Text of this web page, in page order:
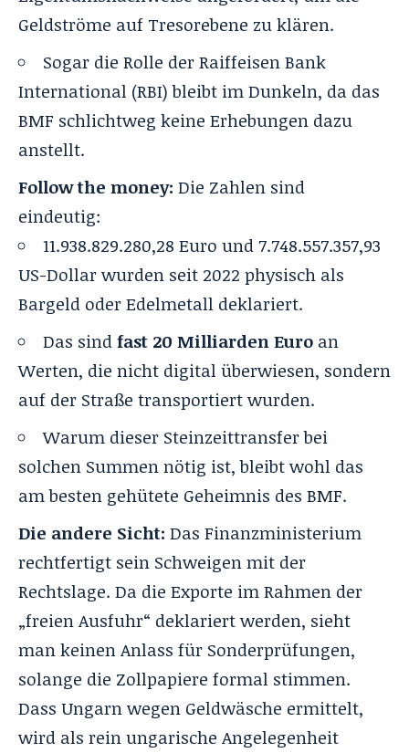
Geldströme auf Tresorebene zu klären.
Sogar die Rolle der Raiffeisen Bank
International (RBI) bleibt im Dunkeln, da das
BMF schlichtweg keine Erhebungen dazu
anstellt.
Follow the money: Die Zahlen sind
eindeutig:
11.938.829.280,28 Euro und 7.748.557.357,93
US-Dollar wurden seit 2022 physisch als
Bargeld oder Edelmetall deklariert.
Das sindfast 20 Milliarden Euro an
Werten, die nicht digital überwiesen, sondern
auf der Straße transportiert wurden.
Warum dieser Steinzeittransfer bei
solchen Summen nötig ist, bleibt wohl das
am besten gehütete Geheimnis des BMF.
Die andere Sicht: Das Finanzministerium
rechtfertigt sein Schweigen mit der
Rechtslage. Da die Exporte im Rahmen der
„freien Ausfuhr“ deklariert werden, sieht
man keinen Anlass für Sonderprüfungen,
solange die Zollpapiere formal stimmen.
Dass Ungarn wegen Geldwäsche ermittelt,
wird als rein ungarische Angelegenheit